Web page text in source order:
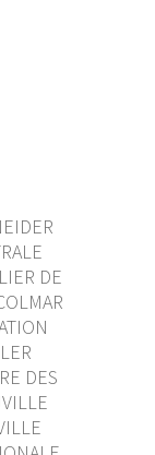
DE
DES